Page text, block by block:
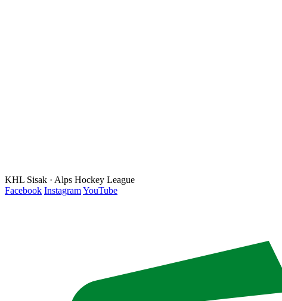
KHL Sisak · Alps Hockey League
Facebook InstagramYouTube